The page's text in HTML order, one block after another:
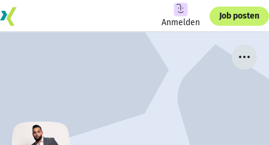
Anmelden
Job posten